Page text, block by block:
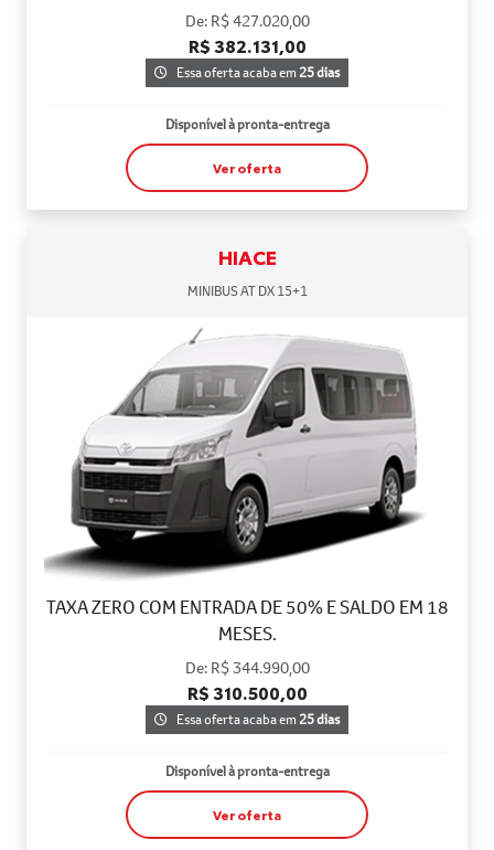
De: R$ 427.020,00
R$ 382.131,00
Essa oferta acaba em25 dias
Disponível à pronta-entrega
Ver oferta
HIACE
MINIBUS AT DX 15+1
TAXA ZERO COM ENTRADA DE 50% E SALDO EM 18
MESES.
De: R$ 344.990,00
R$ 310.500,00
Essa oferta acaba em25 dias
Disponível à pronta-entrega
Ver oferta